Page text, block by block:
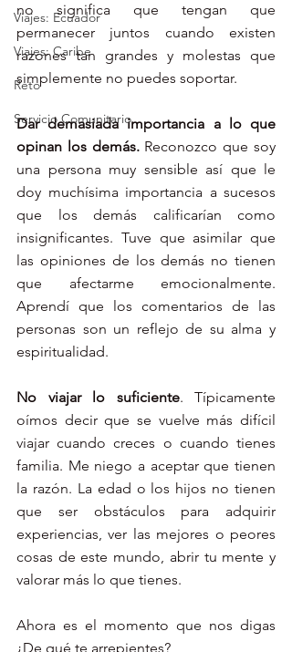
Viajes: Ecuador
Viajes: Caribe
Reto
Servicio Comunitario
no significa que tengan que
permanecer juntos cuando existen
razones tan grandes y molestas que
simplemente no puedes soportar.
Dar demasiada importancia a lo que
opinan los demás. Reconozco que soy
una persona muy sensible así que le
doy muchísima importancia a sucesos
que los demás calificarían como
insignificantes. Tuve que asimilar que
las opiniones de los demás no tienen
que afectarme emocionalmente.
Aprendí que los comentarios de las
personas son un reflejo de su alma y
espiritualidad.
No viajar lo suficiente. Típicamente
oímos decir que se vuelve más difícil
viajar cuando creces o cuando tienes
familia. Me niego a aceptar que tienen
la razón. La edad o los hijos no tienen
que ser obstáculos para adquirir
experiencias, ver las mejores o peores
cosas de este mundo, abrir tu mente y
valorar más lo que tienes.
Ahora es el momento que nos digas
¿De qué te arrepientes?